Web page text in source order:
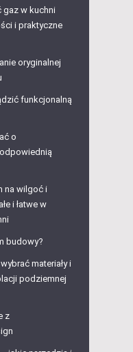
w kuchni
i praktyczne
oryginalnej
funkcjonalną
o
na wilgoć i
i łatwe w
budowy?
materiały i
podziemnej
z